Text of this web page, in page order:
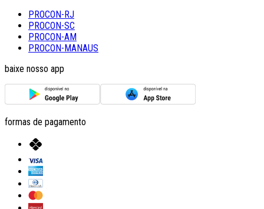
PROCON-RJ
PROCON-SC
PROCON-AM
PROCON-MANAUS
baixe nosso app
formas de pagamento